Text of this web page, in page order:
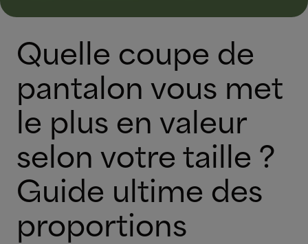
Quelle coupe de
pantalon vous met
le plus en valeur
selon votre taille ?
Guide ultime des
proportions